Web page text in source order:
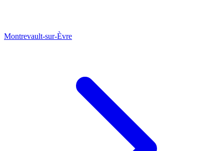
Montrevault-sur-Èvre